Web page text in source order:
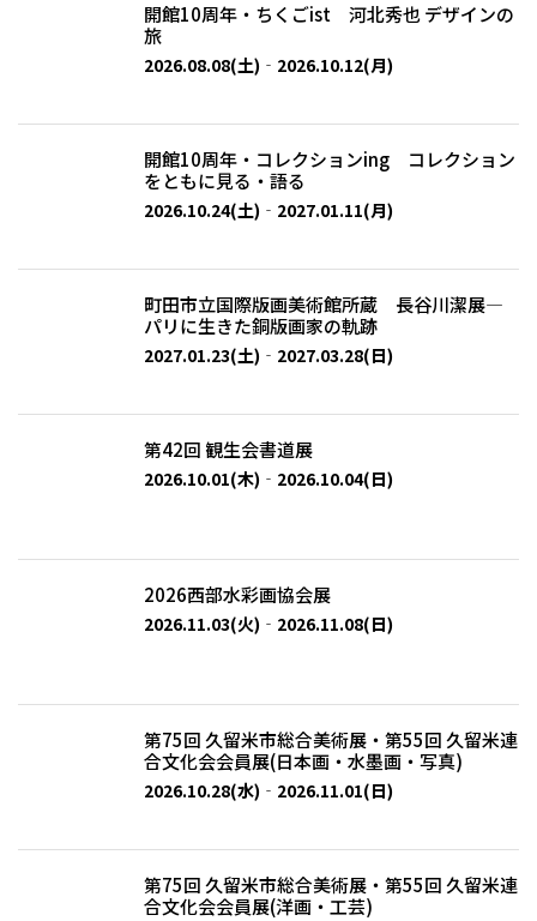
開館10周年・ちくごist 河北秀也 デザインの
旅
2026.08.08(土)‐2026.10.12(月)
開館10周年・コレクションing コレクション
をともに見る・語る
2026.10.24(土)‐2027.01.11(月)
町田市立国際版画美術館所蔵 長谷川潔展—
パリに生きた銅版画家の軌跡
2027.01.23(土)‐2027.03.28(日)
第42回 観生会書道展
2026.10.01(木)‐2026.10.04(日)
2026西部水彩画協会展
2026.11.03(火)‐2026.11.08(日)
第75回 久留米市総合美術展・第55回 久留米連
合文化会会員展(日本画・水墨画・写真)
2026.10.28(水)‐2026.11.01(日)
第75回 久留米市総合美術展・第55回 久留米連
合文化会会員展(洋画・工芸)